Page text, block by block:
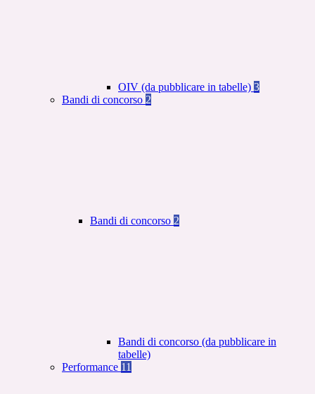
OIV (da pubblicare in tabelle) 3
Bandi di concorso 2
Bandi di concorso 2
Bandi di concorso (da pubblicare in
tabelle)
Performance 11